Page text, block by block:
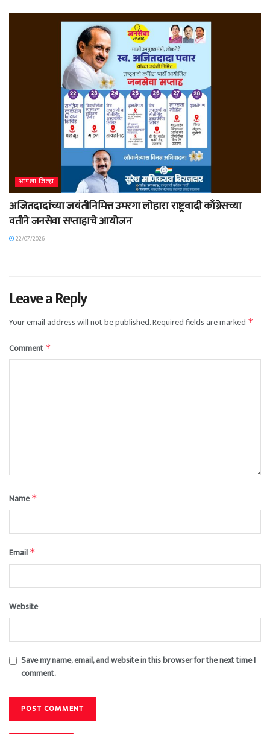
आपला जिल्हा
अजितदादांच्या जयंतीनिमित्त उमरगा लोहारा राष्ट्रवादी काँग्रेसच्या
वतीने जनसेवा सप्ताहाचे आयोजन
22/07/2026
Leave a Reply
Your email address will not be published.Required fields are marked *
Comment *
Name*
Email *
Website
Save my name, email, and website in this browser for the next time I
comment.